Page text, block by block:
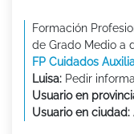
Formación
de Grado Medio a
FP Cuidados
Luisa: Pedir
Usuario en
Usuario en ciudad: